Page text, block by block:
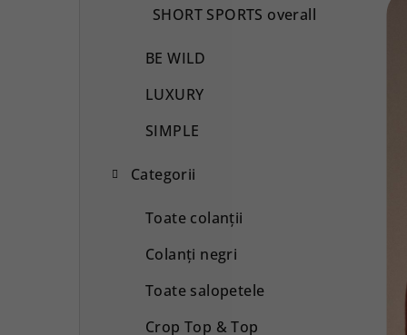
SHORT SPORTS overall
BE WILD
LUXURY
SIMPLE
Categorii
Toate colanții
Colanți negri
Toate salopetele
Crop Top & Top